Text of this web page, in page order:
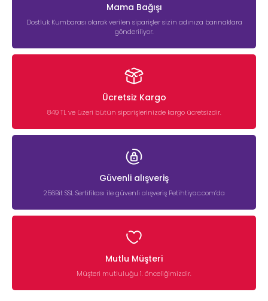
Mama Bağışı
Dostluk Kumbarası olarak verilen siparişler sizin adınıza barınaklara
gönderiliyor.
Ücretsiz Kargo
849 TL ve üzeri bütün siparişlerinizde kargo ücretsizdir.
Güvenli alışveriş
256Bit SSL Sertifikası ile güvenli alışveriş Petihtiyac.com’da
Mutlu Müşteri
Müşteri mutluluğu 1. önceliğimizdir.